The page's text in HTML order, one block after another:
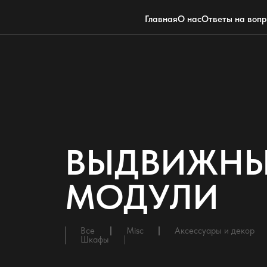
ГлавнаяО насОтветы на
МОДУЛИ
Все Misc Аксессуары и декор
Шкафы